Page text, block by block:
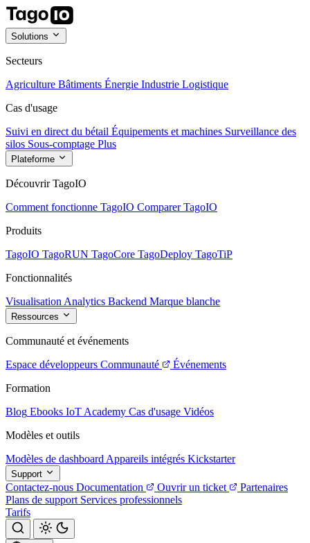
Solutions
Secteurs
Agriculture Bâtiments Énergie Industrie Logistique
Cas d'usage
Suivi en direct du bétail Équipements et machines Surveillance des
silos Sous-comptage Plus
Plateforme
Découvrir TagoIO
Comment fonctionne TagoIO Comparer TagoIO
Produits
TagoIO TagoRUN TagoCore TagoDeploy TagoTiP
Fonctionnalités
Visualisation Analytics Backend Marque blanche
Ressources
Communauté et événements
Espace développeurs Communauté
Événements
Formation
Blog Ebooks IoT Academy Cas d'usage Vidéos
Modèles et outils
Modèles de dashboard Appareils intégrés Kickstarter
Support
Contactez-nous Documentation Ouvrir un ticket
Partenaires
Plans de support Services professionnels
Tarifs